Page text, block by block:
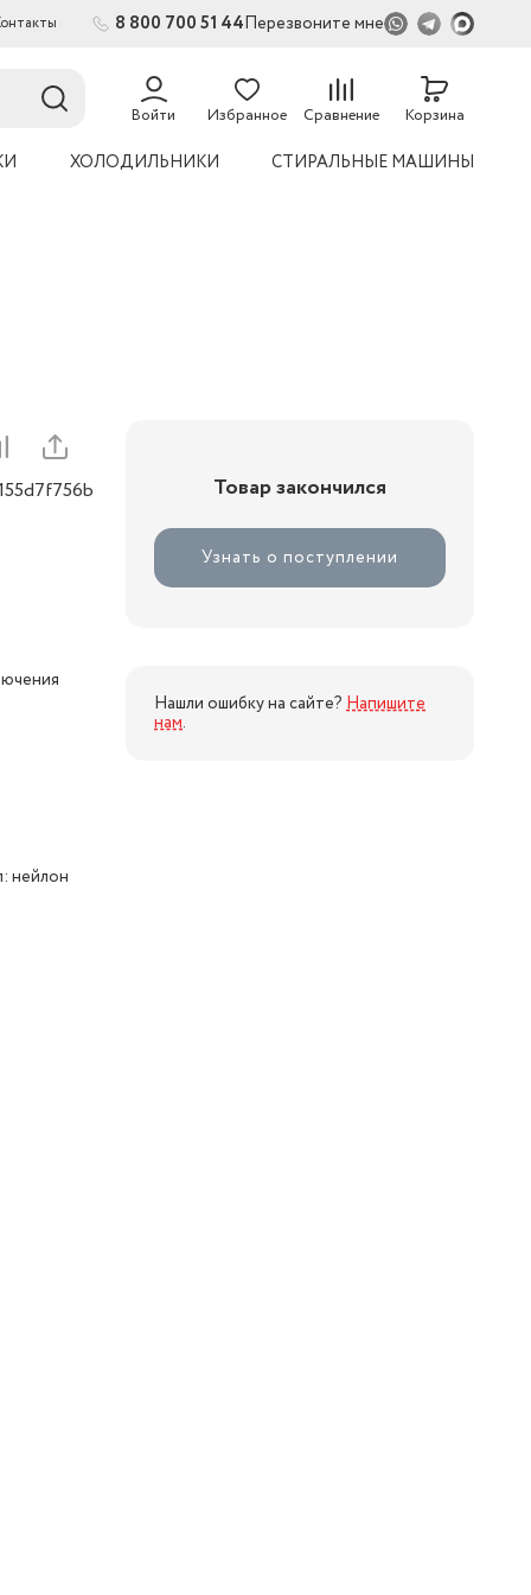
8 800 700 51 44Перезвоните мне
Войти Избранное Сравнение Корзина
ХОЛОДИЛЬНИКИ СТИРАЛЬНЫЕ МАШИНЫ
нейлон
Товар закончился
Узнать о поступлении
Нашли ошибку на сайте? Напишите
нам.